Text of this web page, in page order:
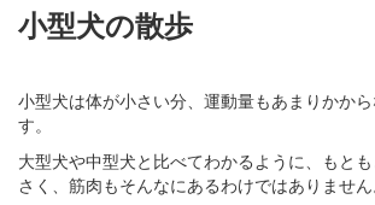
小型犬の散歩
小型犬は体が小さい分、運動量もあまりかか
す。
大型犬や中型犬と比べてわかるように、もと
さく、筋肉もそんなにあるわけではありません